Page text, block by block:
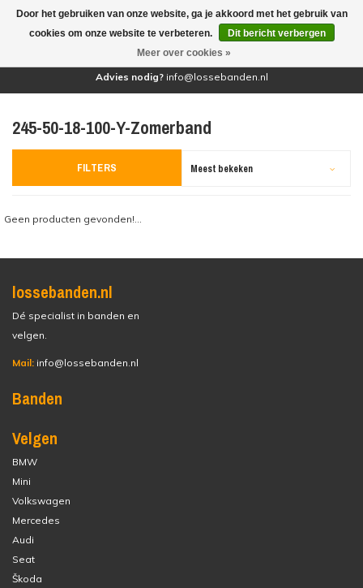
(0)
Advies nodig? info@lossebanden.nl
245-50-18-100-Y-Zomerband
FILTERS Meest bekeken
Geen producten gevonden!...
lossebanden.nl
Dé specialist in banden en
velgen.
Mail: info@lossebanden.nl
Banden
Velgen
BMW
Mini
Volkswagen
Mercedes
Audi
Seat
Škoda
Door het gebruiken van onze website, ga je akkoord met het gebruik van
cookies om onze website te verbeteren.
Dit bericht verbergen
Meer over cookies »